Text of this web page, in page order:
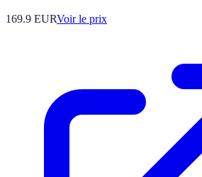
169.9 EURVoir le prix